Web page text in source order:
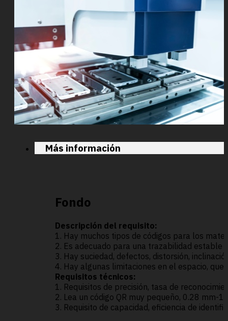
Más información
Fondo
Descripción del requisito:
1. Hay muchos tipos de códigos para los
2. Es adecuado para una trazabilidad estable
3. Hay suciedad, defectos, distorsión,
4. Hay algunas limitaciones en el espacio,
Requisitos técnicos:
1. Requisitos de precisión, tasa de
2. Lea un código QR muy pequeño, 0.28 mm-
3. Requisito de capacidad, eficiencia de